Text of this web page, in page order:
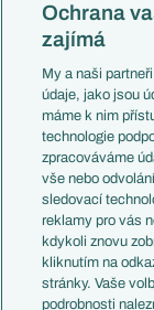
Mistrovství světa
Liga národů
Témata
Představení týmů MS
EuroSkauting
PL v kostce
Evropské koeficienty
Přestupy
Přestupové spekulace
Zranění
Kluby
Arsenal FC
Ochrana
zajímá
My a naši
údaje, jako jsou
máme k nim
technologie
zpracováváme
vše nebo
sledovací
reklamy pro vás
kdykoli znovu
kliknutím na
stránky. Vaše
podrobnosti